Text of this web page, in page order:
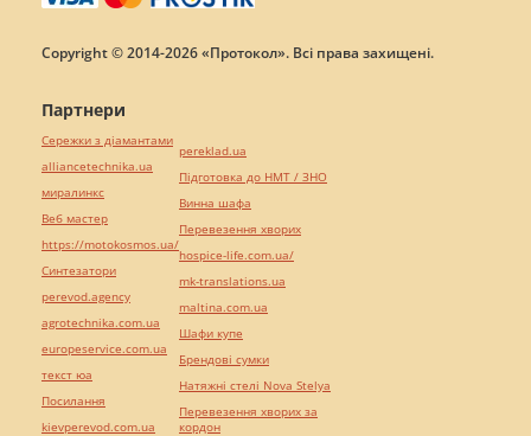
Copyright © 2014-2026 «Протокол». Всі права захищені.
Партнери
Сережки з діамантами
alliancetechnika.ua
миралинкс
Веб мастер
https://motokosmos.ua/
Синтезатори
perevod.agency
agrotechnika.com.ua
europeservice.com.ua
текст юа
Посилання
kievperevod.com.ua
pereklad.ua
Підготовка до НМТ / ЗНО
Винна шафа
Перевезення хворих
hospice-life.com.ua/
mk-translations.ua
maltina.com.ua
Шафи купе
Брендові сумки
Натяжні стелі Nova Stelya
Перевезення хворих за
кордон